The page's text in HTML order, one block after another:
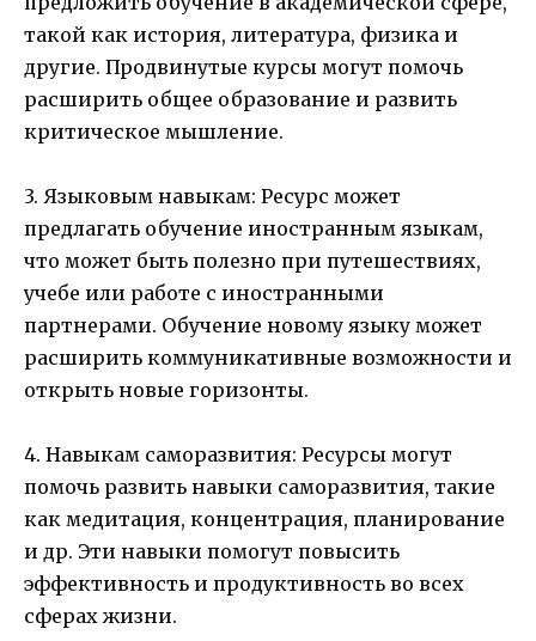
такой как история, литература, физика и
другие. Продвинутые курсы могут помочь
расширить общее образование и развить
критическое мышление.
3. Языковым навыкам: Ресурс может
предлагать обучение иностранным языкам,
что может быть полезно при путешествиях,
учебе или работе с иностранными
партнерами. Обучение новому языку может
расширить коммуникативные возможности и
открыть новые горизонты.
4. Навыкам саморазвития: Ресурсы могут
помочь развить навыки саморазвития, такие
как медитация, концентрация, планирование
и др. Эти навыки помогут повысить
эффективность и продуктивность во всех
сферах жизни.